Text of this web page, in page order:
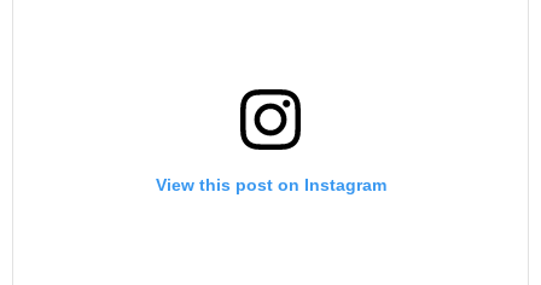
View this post on Instagram